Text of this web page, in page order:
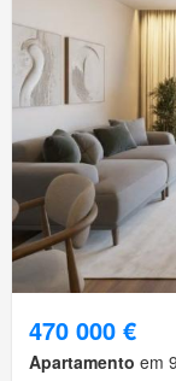
470 000 €
Apartamento em